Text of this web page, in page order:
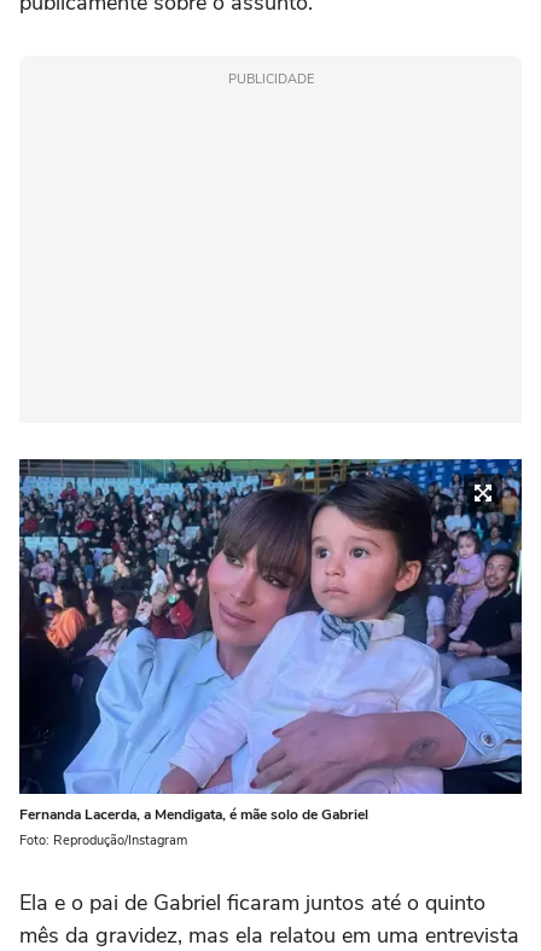
PUBLICIDADE
Fernanda Lacerda, a Mendigata, é mãe solo de Gabriel
Foto: Reprodução/Instagram
Ela e o pai de Gabriel ficaram juntos até o quinto
mês da gravidez, mas ela relatou em uma entrevista